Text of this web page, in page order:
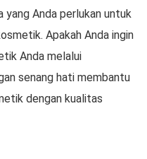
yang Anda perlukan untuk
Apakah Anda ingin
Anda melalui
senang hati membantu
dengan kualitas